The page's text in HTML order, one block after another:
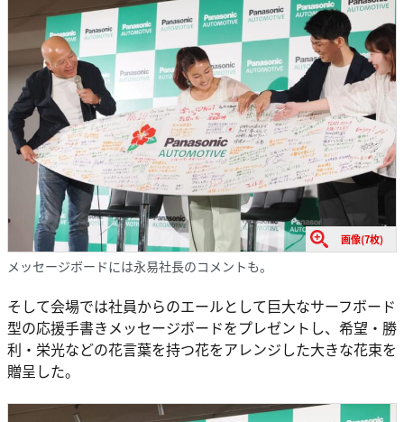
画像(7枚)
メッセージボードには永易社長のコメントも。
そして会場では社員からのエールとして巨大なサーフボード
型の応援手書きメッセージボードをプレゼントし、希望・勝
利・栄光などの花言葉を持つ花をアレンジした大きな花束を
贈呈した。